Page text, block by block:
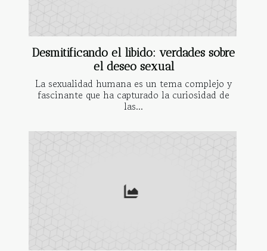
Desmitificando el libido: verdades sobre
el deseo sexual
La sexualidad humana es un tema complejo y
fascinante que ha capturado la curiosidad de
las...